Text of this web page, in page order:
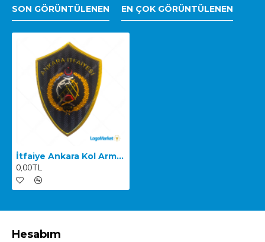
SON GÖRÜNTÜLENEN EN ÇOK GÖRÜNTÜLENEN
İtfaiye Ankara Kol Arması
0,00TL
Hesabım